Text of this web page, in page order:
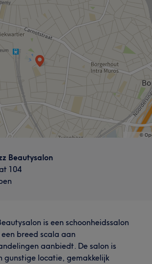
Beautysalon
104
is een schoonheidssalon
breed scala aan
aanbiedt. De salon is
gunstige locatie, gemakkelijk